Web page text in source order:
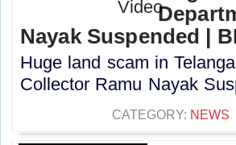
Nayak Suspended |
Huge land scam in
Collector Ramu Nayak
CATEGORY: NEWS